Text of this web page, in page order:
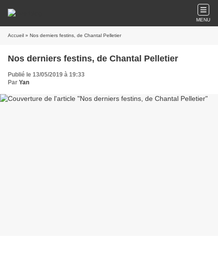
MENU
Accueil » Nos derniers festins, de Chantal Pelletier
Nos derniers festins, de Chantal Pelletier
Publié le 13/05/2019 à 19:33
Par Yan